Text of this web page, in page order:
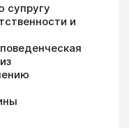
супругу
и